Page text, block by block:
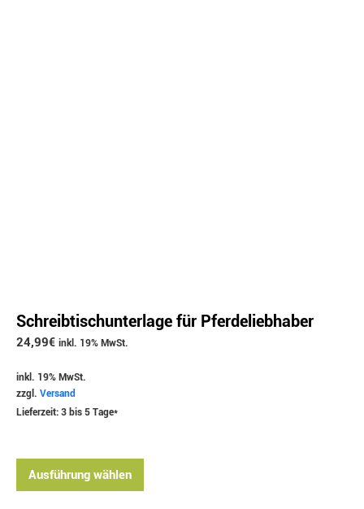
Schreibtischunterlage für Pferdeliebhaber
24,99€ inkl. 19% MwSt.
inkl. 19% MwSt.
zzgl. Versand
Lieferzeit: 3 bis 5 Tage*
Ausführung wählen